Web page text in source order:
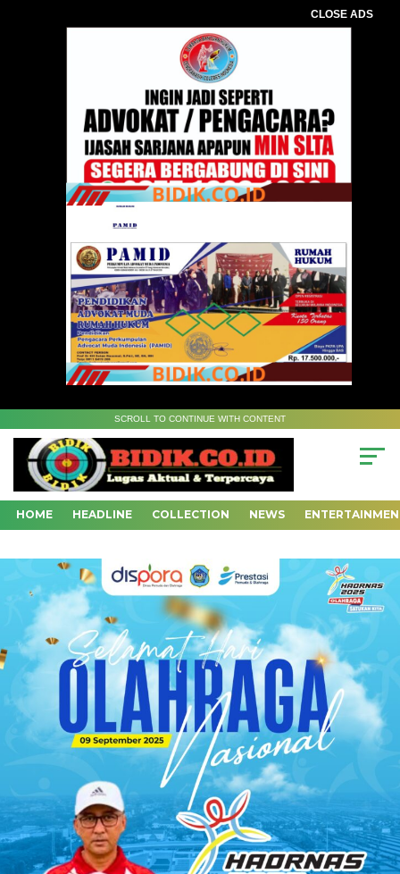
CLOSE ADS
SCROLL TO CONTINUE WITH CONTENT
HOME HEADLINE COLLECTION NEWS